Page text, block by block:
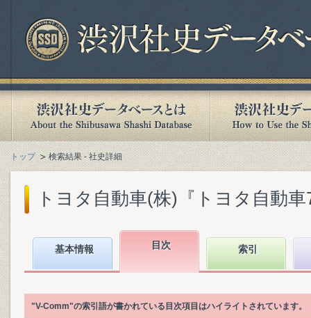
トップ 検索結果 - 社史詳細
トヨタ自動車(株)『トヨタ自動
基本情報 目次 索引
"V-Comm"の索引語が書かれている目次項目はハイライトされています。